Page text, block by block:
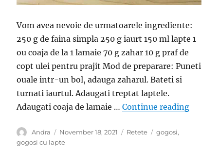
Vom avea nevoie de urmatoarele ingrediente:
250 g de faina simpla 250 g iaurt 150 ml lapte 1
ou coaja de la 1 lamaie 70 g zahar 10 g praf de
copt ulei pentru prajit Mod de preparare: Puneti
ouale intr-un bol, adauga zaharul. Bateti si
turnati iaurtul. Adaugati treptat laptele.
Adaugati coaja de lamaie …Continue reading
Author
Andra
Posted
on
November 18, 2021 Categories
Retete Tags
gogosi,
gogosi cu lapte